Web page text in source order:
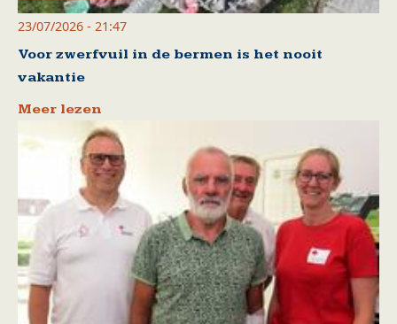
23/07/2026 - 21:47
Voor zwerfvuil in de bermen is het nooit
vakantie
Meer lezen